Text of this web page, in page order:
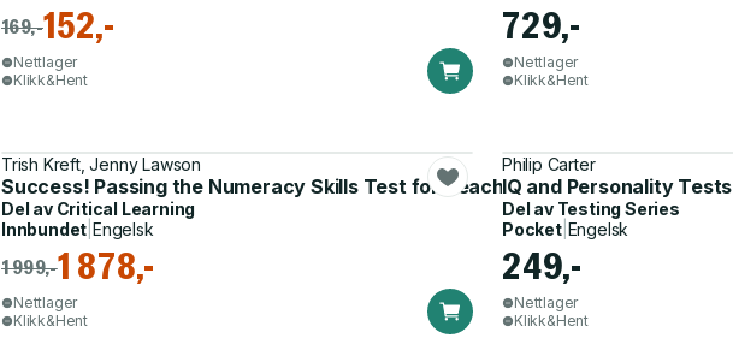
169,-152,-
Nettlager
Klikk&Hent
729,-
Nettlager
Klikk&Hent
Trish Kreft, Jenny Lawson
Success! Passing the Numeracy Skills Test for Teachers
Del av Critical Learning
Innbundet |Engelsk
1 999,-1 878,-
Nettlager
Klikk&Hent
Philip Carter
IQ and Personality Tests
Del av Testing Series
Pocket| Engelsk
249,-
Nettlager
Klikk&Hent